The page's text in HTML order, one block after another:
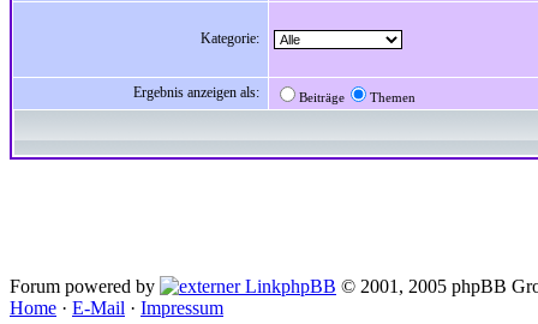
Kategorie:
Ergebnis anzeigen als: Beiträge Themen
Forum powered by phpBB © 2001, 2005 phpBB
Home · E-Mail · Impressum